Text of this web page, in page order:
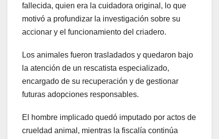
fallecida, quien era la cuidadora original, lo que
motivó a profundizar la investigación sobre su
accionar y el funcionamiento del criadero.
Los animales fueron trasladados y quedaron bajo
la atención de un rescatista especializado,
encargado de su recuperación y de gestionar
futuras adopciones responsables.
El hombre implicado quedó imputado por actos de
crueldad animal, mientras la fiscalía continúa